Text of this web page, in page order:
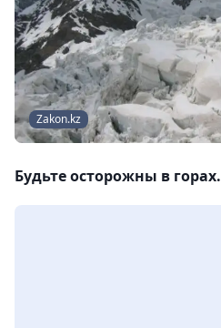
Zakon.kz
Будьте осторожны в горах.